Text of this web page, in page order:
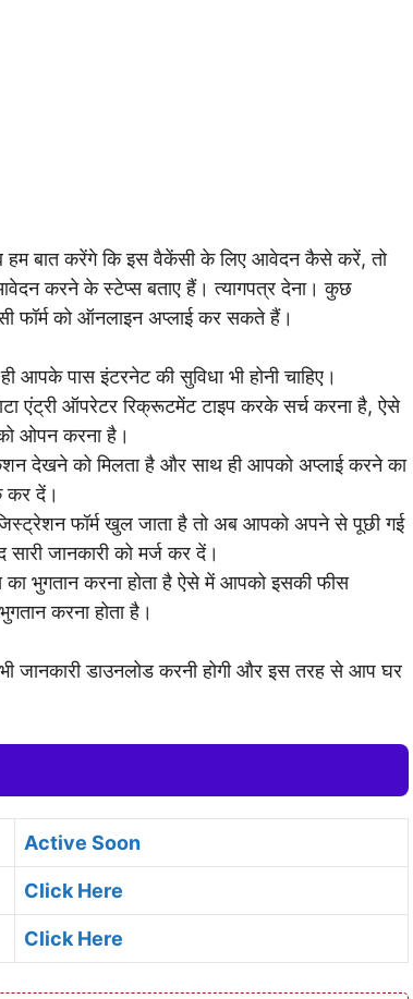
हम बात करेंगे कि इस वैकेंसी के लिए आवेदन कैसे करें, तो
करने के स्टेप्स बताए हैं। त्यागपत्र देना। कुछ
फॉर्म को ऑनलाइन अप्लाई कर सकते हैं।
आपके पास इंटरनेट की सुविधा भी होनी चाहिए।
एंट्री ऑपरेटर रिक्रूटमेंट टाइप करके सर्च करना है, ऐसे
ओपन करना है।
देखने को मिलता है और साथ ही आपको अप्लाई करने का
कर दें।
फॉर्म खुल जाता है तो अब आपको अपने से पूछी गई
जानकारी को मर्ज कर दें।
भुगतान करना होता है ऐसे में आपको इसकी फीस
करना होता है।
जानकारी डाउनलोड करनी होगी और इस तरह से आप घर
Active Soon
Click Here
Click Here